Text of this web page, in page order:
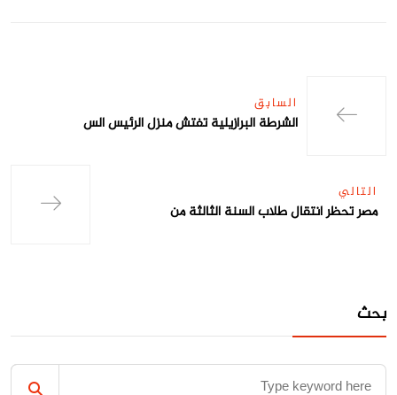
السابق
الشرطة البرازيلية تفتش منزل الرئيس الس
التالي
مصر تحظر انتقال طلاب السنة الثالثة من
بحث